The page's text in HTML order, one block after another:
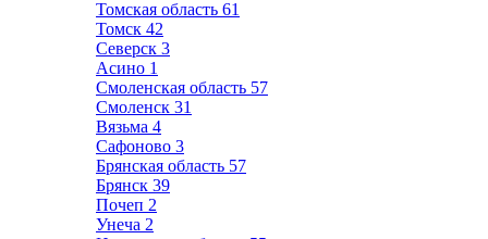
Томская область 61
Томск 42
Северск 3
Асино 1
Смоленская область 57
Смоленск 31
Вязьма 4
Сафоново 3
Брянская область 57
Брянск 39
Почеп 2
Унеча 2